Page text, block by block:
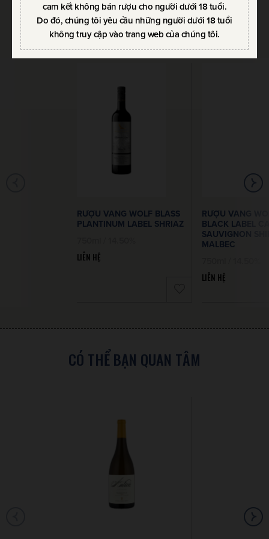
cam kết không bán rượu cho người dưới 18 tuổi.
Do đó, chúng tôi yêu cầu những người dưới 18 tuổi
không truy cập vào trang web của chúng tôi.
SẢN PHẨM CÙNG THƯƠNG HIỆU
RƯỢU VANG WOLF BLASS
PLANTINUM LABEL SHRIAZ
LIÊN HỆ
RƯỢU VANG
BLACK LABEL
SAUVIGNON
MALBEC
LIÊN HỆ
CÓ THỂ BẠN QUAN TÂM